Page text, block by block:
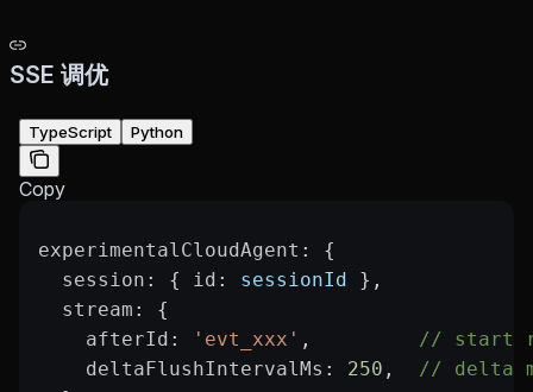
SSE 调优
TypeScript Python
Copy
experimentalCloudAgent : {
  session
: { id : sessionId
},
  stream
: {
    afterId
: 'evt_xxx' , // start
    deltaFlushIntervalMs
: 250 , // delta